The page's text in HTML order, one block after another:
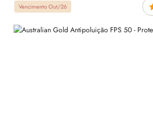
Vencimento Out/26